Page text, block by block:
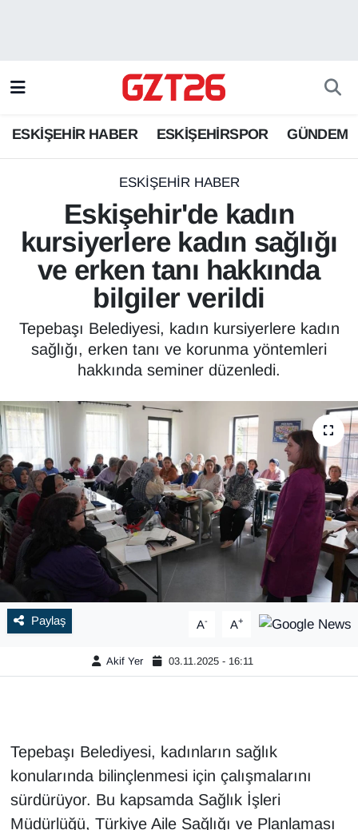
ESKİŞEHİR HABER ESKİŞEHİRSPOR GÜNDEM
ESKİŞEHİR HABER
Eskişehir'de kadın
kursiyerlere kadın sağlığı
ve erken tanı hakkında
bilgiler verildi
Tepebaşı Belediyesi, kadın kursiyerlere kadın
sağlığı, erken tanı ve korunma yöntemleri
hakkında seminer düzenledi.
Paylaş A- A+
Akif Yer 03.11.2025 - 16:11
Tepebaşı Belediyesi, kadınların sağlık
konularında bilinçlenmesi için çalışmalarını
sürdürüyor. Bu kapsamda Sağlık İşleri
Müdürlüğü, Türkiye Aile Sağlığı ve Planlaması
ESKİŞEHİRSPOR
GÜNDEM
Odunpazarı Trafik Yoğunluk Haritası
Süper Lig Puan Durumu ve Fikstür
Tüm Manşetler
Son Dakika Haberleri
Haber Arşivi